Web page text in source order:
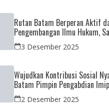
Rutan Batam Berperan Aktif
Pengembangan Ilmu Hukum,
Kunjungan Observasi
3 Desember 2025
Wujudkan Kontribusi Sosial
Batam Pimpin Pengabdian
Negeri di Masjid Syahrom
2 Desember 2025